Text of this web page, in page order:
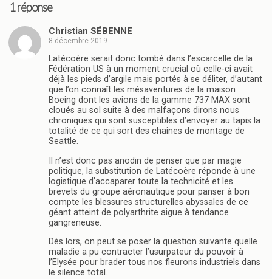
1 réponse
Christian SÉBENNE
8 décembre 2019
Latécoère serait donc tombé dans l’escarcelle de la
Fédération US à un moment crucial où celle-ci avait
déjà les pieds d’argile mais portés à se déliter, d’autant
que l’on connaît les mésaventures de la maison
Boeing dont les avions de la gamme 737 MAX sont
cloués au sol suite à des malfaçons dirons nous
chroniques qui sont susceptibles d’envoyer au tapis la
totalité de ce qui sort des chaines de montage de
Seattle.
Il n’est donc pas anodin de penser que par magie
politique, la substitution de Latécoère réponde à une
logistique d’accaparer toute la technicité et les
brevets du groupe aéronautique pour panser à bon
compte les blessures structurelles abyssales de ce
géant atteint de polyarthrite aigue à tendance
gangreneuse.
Dès lors, on peut se poser la question suivante quelle
maladie a pu contracter l’usurpateur du pouvoir à
l’Elysée pour brader tous nos fleurons industriels dans
le silence total.